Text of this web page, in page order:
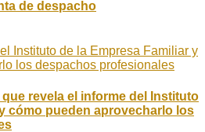
de despacho
revela el informe del Instituto
cómo pueden aprovecharlo los